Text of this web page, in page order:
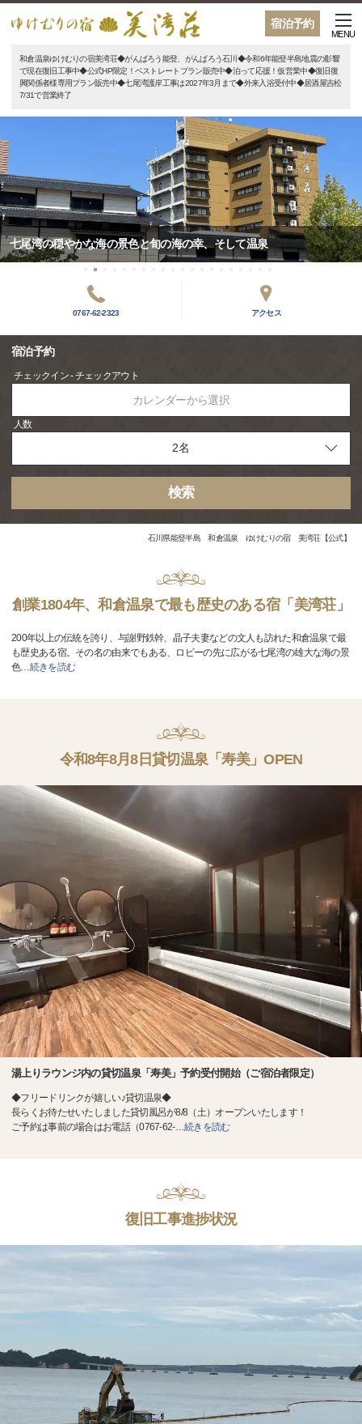
宿泊予約
MENU
和倉温泉ゆけむりの宿美湾荘◆がんばろう能登、がんばろう石川◆令和6年能登半島地震の影響
で現在復旧工事中◆公式HP限定！ベストレートプラン販売中◆泊って応援！仮営業中◆復旧復
興関係者様専用プラン販売中◆七尾湾護岸工事は2027年3月まで◆外来入浴受付中◆居酒屋吉松
7/31で営業終了
七尾湾の穏やかな海の景色と旬の海の幸、そして温泉
0767-62-2323 アクセス
宿泊予約
チェックイン - チェックアウト
カレンダーから選択
人数
検索
石川県能登半島 和倉温泉 ゆけむりの宿 美湾荘【公式】
創業1804年、和倉温泉で最も歴史のある宿「美湾荘」
200年以上の伝統を誇り、与謝野鉄幹、晶子夫妻などの文人も訪れた和倉温泉で最
も歴史ある宿。その名の由来でもある、ロビーの先に広がる七尾湾の雄大な海の景
色…続きを読む
令和8年8月8日貸切温泉「寿美」OPEN
湯上りラウンジ内の貸切温泉「寿美」予約受付開始（ご宿泊者限定）
◆フリードリンクが嬉しい♪貸切温泉◆
長らくお待たせいたしました貸切風呂が8/8（土）オープンいたします！
ご予約は事前の場合はお電話（0767-62-…続きを読む
復旧工事進捗状況